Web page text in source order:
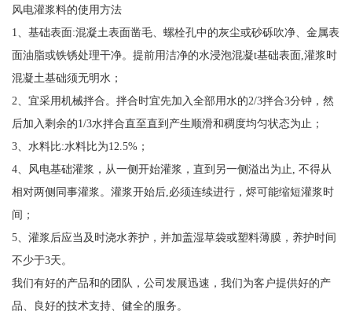
风电灌浆料的使用方法
1、基础表面:混凝土表面凿毛、螺栓孔中的灰尘或砂砾吹净、金属表
面油脂或铁锈处理干净。提前用洁净的水浸泡混凝t基础表面,灌浆时
混凝土基础须无明水；
2、宜采用机械拌合。拌合时宜先加入全部用水的2/3拌合3分钟，然
后加入剩余的1/3水拌合直至直到产生顺滑和稠度均匀状态为止；
3、水料比:水料比为12.5%；
4、风电基础灌浆，从一侧开始灌浆，直到另一侧溢出为止, 不得从
相对两侧同事灌浆。灌浆开始后,必须连续进行，烬可能缩短灌浆时
间；
5、灌浆后应当及时浇水养护，并加盖湿草袋或塑料薄膜，养护时间
不少于3天。
我们有好的产品和的团队，公司发展迅速，我们为客户提供好的产
品、良好的技术支持、健全的服务。